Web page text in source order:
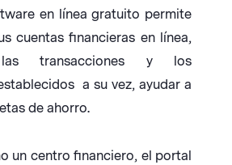
en línea gratuito permite
cuentas financieras en línea,
las transacciones y los
a su vez, ayudar a
de ahorro.
un centro financiero, el portal